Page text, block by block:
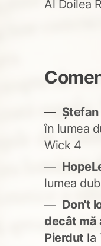
Al Doilea
în lumea
Wick 4
lumea
Don't
decât mă
Pierdut la